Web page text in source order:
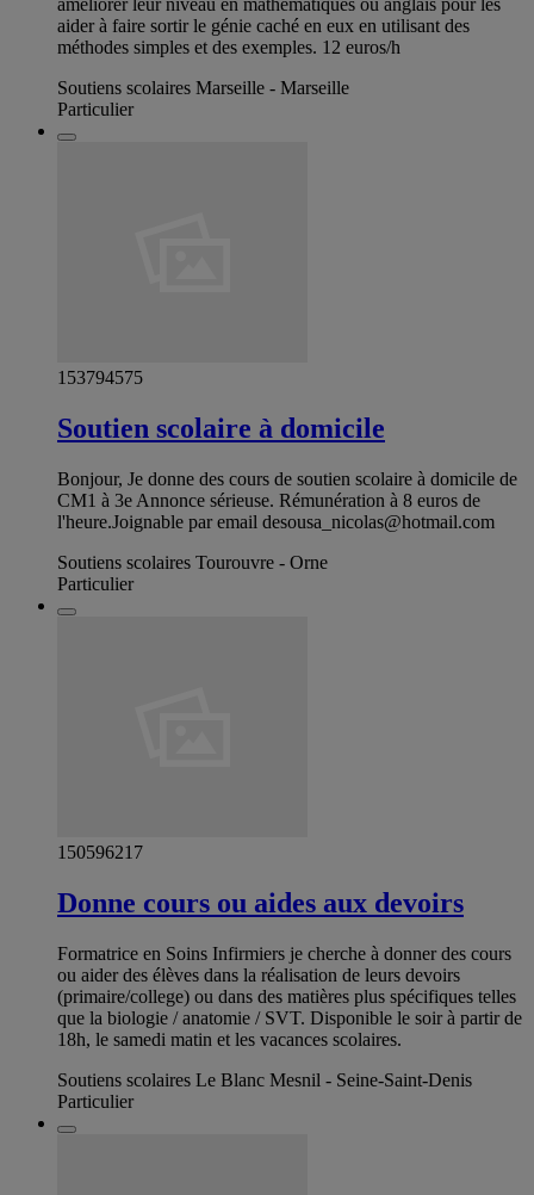
améliorer leur niveau en mathématiques ou anglais pour les
aider à faire sortir le génie caché en eux en utilisant des
méthodes simples et des exemples. 12 euros/h
Soutiens scolaires Marseille - Marseille
Particulier
153794575
Soutien scolaire à domicile
Bonjour, Je donne des cours de soutien scolaire à domicile de
CM1 à 3e Annonce sérieuse. Rémunération à 8 euros de
l'heure.Joignable par email desousa_nicolas@hotmail.com
Soutiens scolaires Tourouvre - Orne
Particulier
150596217
Donne cours ou aides aux devoirs
Formatrice en Soins Infirmiers je cherche à donner des cours
ou aider des élèves dans la réalisation de leurs devoirs
(primaire/college) ou dans des matières plus spécifiques telles
que la biologie / anatomie / SVT. Disponible le soir à partir de
18h, le samedi matin et les vacances scolaires.
Soutiens scolaires Le Blanc Mesnil - Seine-Saint-Denis
Particulier